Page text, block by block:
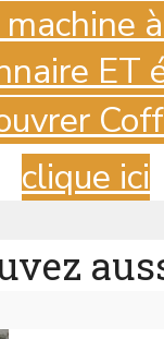
ET
clique ici